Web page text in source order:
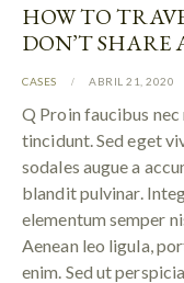
HOW TO
DON’T SHARE
CASES ABRIL 21, 2020
Q Proin faucibus nec
tincidunt. Sed eget
sodales augue a
blandit pulvinar.
elementum semper
Aenean leo ligula,
enim. Sed ut